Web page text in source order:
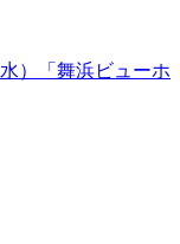
）「舞浜ビューホ